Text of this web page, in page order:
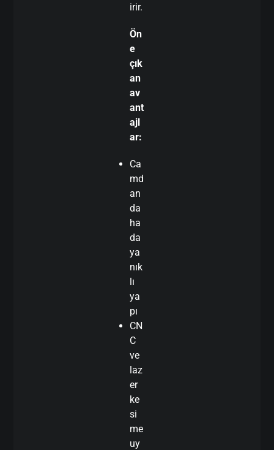
irir.
Ön
e
çık
an
av
ant
ajl
ar:
Ca
md
an
da
ha
da
ya
nık
lı
ya
pı
CN
C
ve
laz
er
ke
si
me
uy